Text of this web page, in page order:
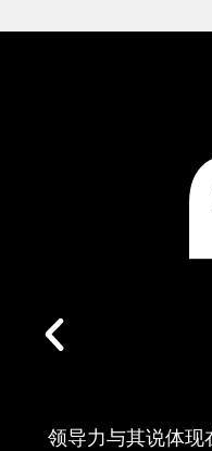
业
领导力与其说体现